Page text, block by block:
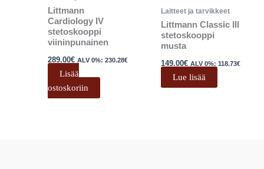
Littmann
Cardiology IV
stetoskooppi
viininpunainen
289.00€ ALV 0%:230.28€
Lisää
ostoskoriin
Laitteet ja tarvikkeet
Littmann Classic III
stetoskooppi
musta
149.00€ ALV 0%:118.73€
Lue lisää